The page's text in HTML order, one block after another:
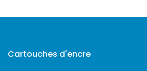
Cartouches d'encre